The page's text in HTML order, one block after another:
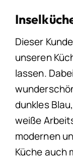
Dieser
unseren
lassen.
dunkles
weiße
modernen
Küche auch